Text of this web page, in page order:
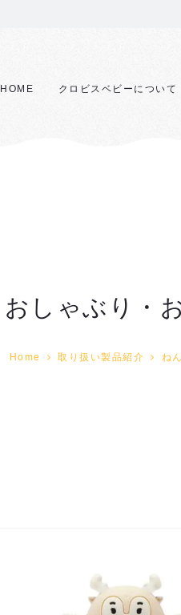
HOME クロビスベビーについて
おしゃぶり・
Home 取り扱い製品紹介 ね